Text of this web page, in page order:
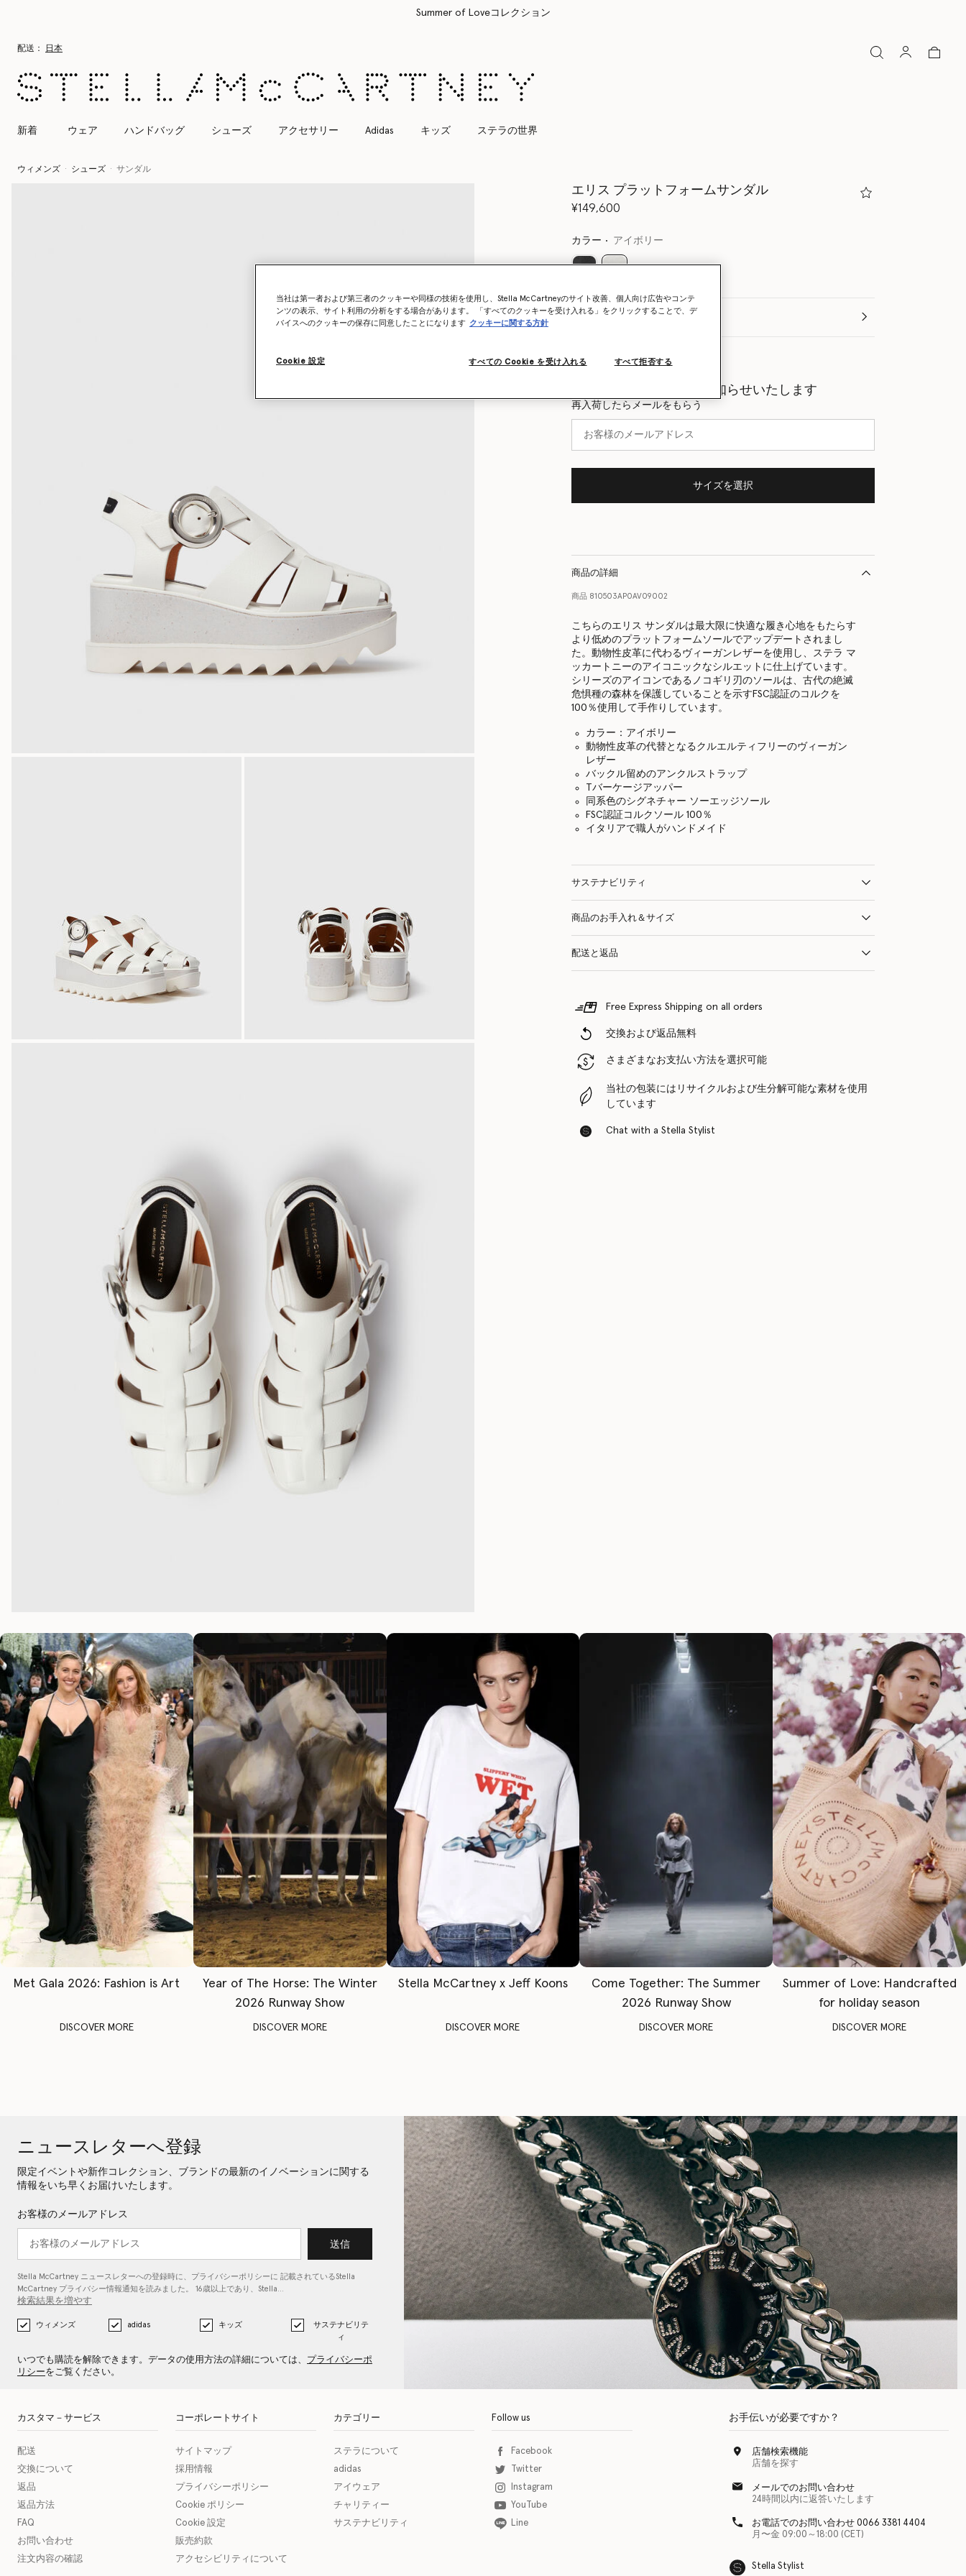
すべてのご注文は無料のエクスプレス配送にてお届けします
配送： 日本
新着 ウェア ハンドバッグ シューズ アクセサリー Adidas キッズ ステラの世界
ウィメンズ シューズ サンダル
エリス プラットフォームサンダル
¥149,600
カラー アイボリー
サイズを選択 (Italian)
サイズチャート
再入荷の際にいち早くお知らせいたします
再入荷したらメールをもらう
サイズを選択
商品の詳細
商品 810503AP0AV09002
こちらのエリス サンダルは最大限に快適な履き心地をもたらす
より低めのプラットフォームソールでアップデートされまし
た。動物性皮革に代わるヴィーガンレザーを使用し、ステラ マ
ッカートニーのアイコニックなシルエットに仕上げています。
シリーズのアイコンであるノコギリ刃のソールは、古代の絶滅
危惧種の森林を保護していることを示すFSC認証のコルクを
100％使用して手作りしています。
カラー：アイボリー
動物性皮革の代替となるクルエルティフリーのヴィーガン
レザー
バックル留めのアンクルストラップ
Tバーケージアッパー
同系色のシグネチャー ソーエッジソール
FSC認証コルクソール 100％
イタリアで職人がハンドメイド
サステナビリティ
商品のお手入れ＆サイズ
配送と返品
Free Express Shipping on all orders
交換および返品無料
さまざまなお支払い方法を選択可能
当社の包装にはリサイクルおよび生分解可能な素材を使用
しています
Chat with a Stella Stylist
Met Gala 2026: Fashion is Art
DISCOVER MORE
Year of The Horse: The Winter
2026 Runway Show
DISCOVER MORE
Stella McCartney x Jeff Koons
DISCOVER MORE
Come Together: The Summer
2026 Runway Show
DISCOVER MORE
Summer of Love: Handcrafted
for holiday season
DISCOVER MORE
ニュースレターへ登録
限定イベントや新作コレクション、ブランドの最新のイノベーションに関する
情報をいち早くお届けいたします。
お客様のメールアドレス
送信
Stella McCartney ニュースレターへの登録時に、 プライバシーポリシーに 記載されているStella
McCartney プライバシー情報通知を読みました。 16歳以上であり、Stella…
検索結果を増やす
ウィメンズ adidas キッズ
サステナビリテ
ィ
いつでも購読を解除できます。データの使用方法の詳細については、 プライバシーポ
リシーをご覧ください。
カスタマ－サービス
配送
交換について
返品
返品方法
FAQ
お問い合わせ
注文内容の確認
コーポレートサイト
サイトマップ
採用情報
プライバシーポリシー
Cookie ポリシー
Cookie 設定
販売約款
アクセシビリティについて
カテゴリー
ステラについて
adidas
アイウェア
チャリティー
サステナビリティ
Follow us
Facebook
Twitter
Instagram
YouTube
Line
お手伝いが必要ですか？
店舗検索機能
店舗を探す
メールでのお問い合わせ
24時間以内に返答いたします
お電話でのお問い合わせ 0066 3381 4404
月〜金 09:00～18:00 (CET)
Stella Stylist
当社は第一者および第三者のクッキーや同様の技術を使用し、Stella McCartneyのサイト改善、個人向け広告やコンテ
ンツの表示、サイト利用の分析をする場合があります。 「すべてのクッキーを受け入れる」をクリックすることで、デ
バイスへのクッキーの保存に同意したことになります クッキーに関する方針
Cookie 設定 すべて拒否する
すべての Cookie を受け入れる